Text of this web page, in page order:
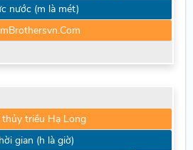
nước (m là mét)
thủy triều Hạ Long
gian (h là giờ)